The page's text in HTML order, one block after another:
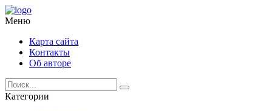
Меню
Карта сайта
Контакты
Об авторе
Категории